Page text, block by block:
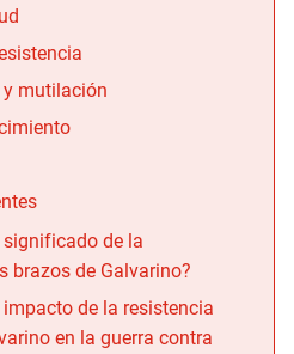
y mutilación
significado de la
brazos de Galvarino?
de la resistencia
en la guerra contra